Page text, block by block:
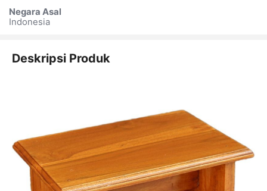
Negara Asal
Indonesia
Deskripsi Produk